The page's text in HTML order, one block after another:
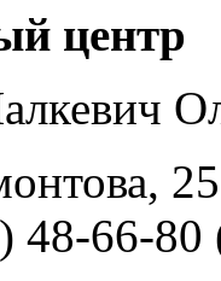
центр
48-66-80